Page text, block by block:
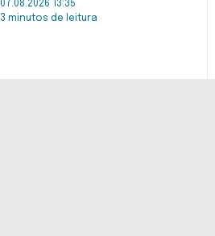
07.08.2026 13:35
3 minutos de leitura